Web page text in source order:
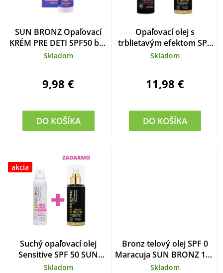
SUN BRONZ Opaľovací
KRÉM PRE DETI SPF50 bez
octocrylenu CORAL
Skladom
9,98 €
DO KOŠÍKA
Opaľovací olej s
trblietavým efektom SPF
15 Maracuja SUN BRONZ
Skladom
11,98 €
DO KOŠÍKA
akcia
Suchý opaľovací olej
Sensitive SPF 50 SUN
BRONZ 90 ml
Skladom
Bronz telový olej SPF 0
Maracuja SUN BRONZ 150
ml
Skladom